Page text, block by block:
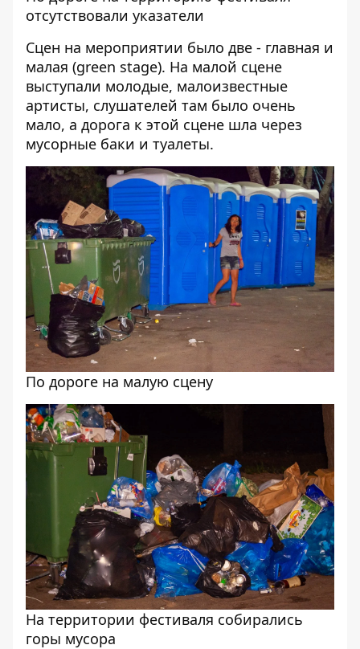
отсутствовали указатели
Сцен на мероприятии было две - главная и
малая (green stage). На малой сцене
выступали молодые, малоизвестные
артисты, слушателей там было очень
мало, а дорога к этой сцене шла через
мусорные баки и туалеты.
По дороге на малую сцену
На территории фестиваля собирались
горы мусора